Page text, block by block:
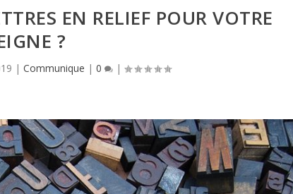
EN RELIEF POUR VOTRE
?
|Communique |0 |